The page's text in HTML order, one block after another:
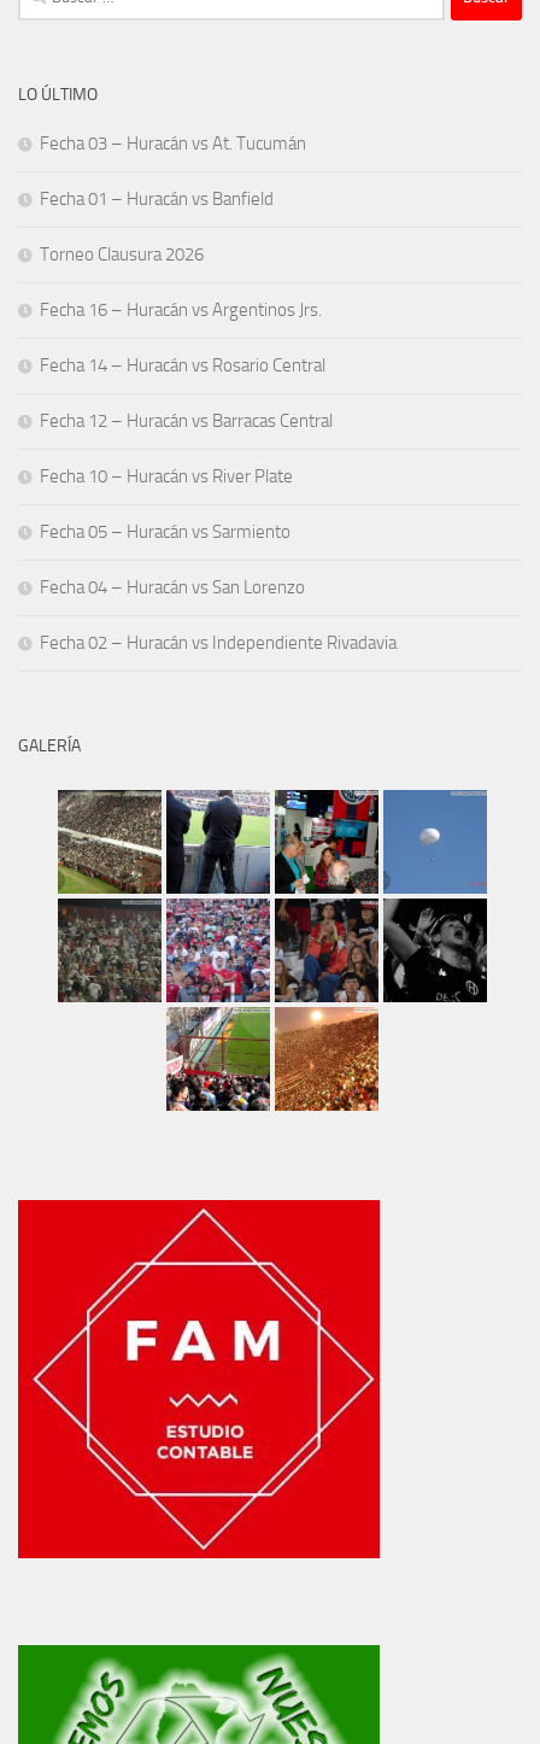
LO ÚLTIMO
Fecha 03 – Huracán vs At. Tucumán
Fecha 01 – Huracán vs Banfield
Torneo Clausura 2026
Fecha 16 – Huracán vs Argentinos Jrs.
Fecha 14 – Huracán vs Rosario Central
Fecha 12 – Huracán vs Barracas Central
Fecha 10 – Huracán vs River Plate
Fecha 05 – Huracán vs Sarmiento
Fecha 04 – Huracán vs San Lorenzo
Fecha 02 – Huracán vs Independiente Rivadavia
GALERÍA